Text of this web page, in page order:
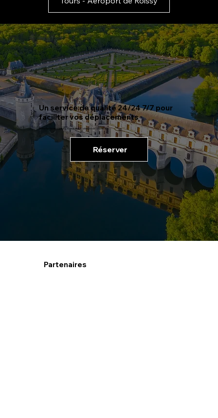
Un service de qualité24/24 7/7 pour
faciliter vos déplacements
Transferts aéroport, excursions, visites de châteaux
Réserver
Partenaires